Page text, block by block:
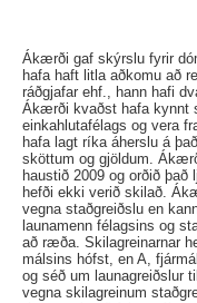
Ákærði gaf skýrslu fyrir
hafa haft litla aðkomu að
ráðgjafar ehf., hann hafi
Ákærði kvaðst hafa kynnt
einkahlutafélags og vera
hafa lagt ríka áherslu á
sköttum og gjöldum.
haustið 2009 og orðið
hefði ekki verið skilað.
vegna staðgreiðslu en
launamenn félagsins og
að ræða. Skilagreinarnar
málsins hófst, en A,
og séð um launagreiðslur
vegna skilagreinum